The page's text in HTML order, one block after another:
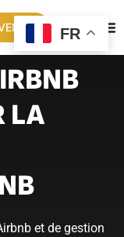
LA
et de gestion
FR